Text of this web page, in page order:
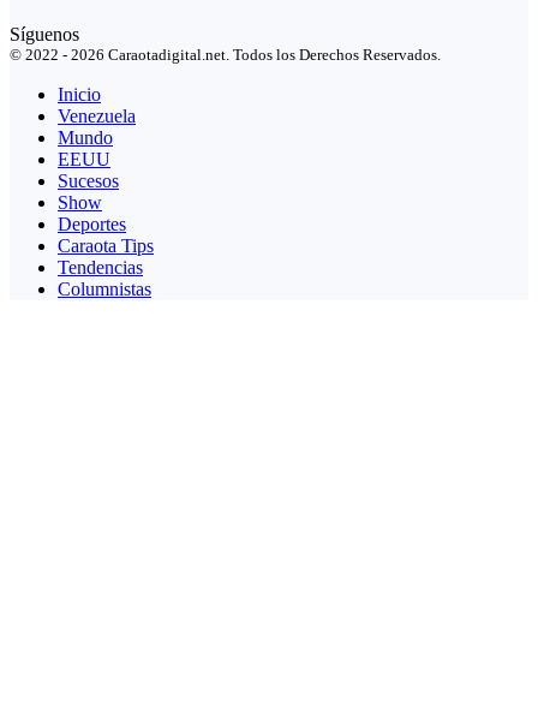
Síguenos
© 2022 - 2026 Caraotadigital.net. Todos los Derechos Reservados.
Inicio
Venezuela
Mundo
EEUU
Sucesos
Show
Deportes
Caraota Tips
Tendencias
Columnistas